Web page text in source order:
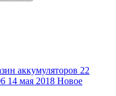
аккумуляторов 22
14 мая 2018 Новое